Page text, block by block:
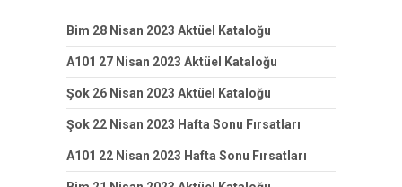
Bim 28 Nisan 2023 Aktüel Kataloğu
A101 27 Nisan 2023 Aktüel Kataloğu
Şok 26 Nisan 2023 Aktüel Kataloğu
Şok 22 Nisan 2023 Hafta Sonu Fırsatları
A101 22 Nisan 2023 Hafta Sonu Fırsatları